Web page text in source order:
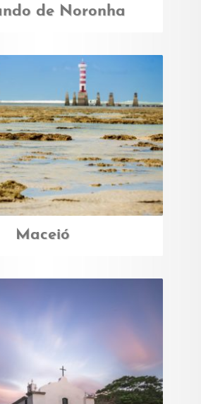
de Noronha
Maceió